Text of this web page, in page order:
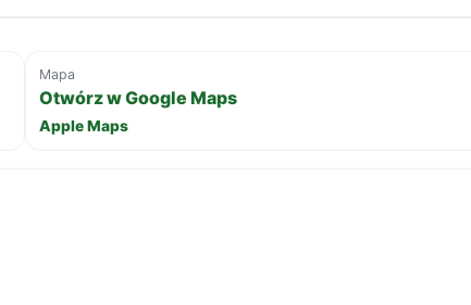
Mapa
Otwórz w Google Maps
Apple Maps